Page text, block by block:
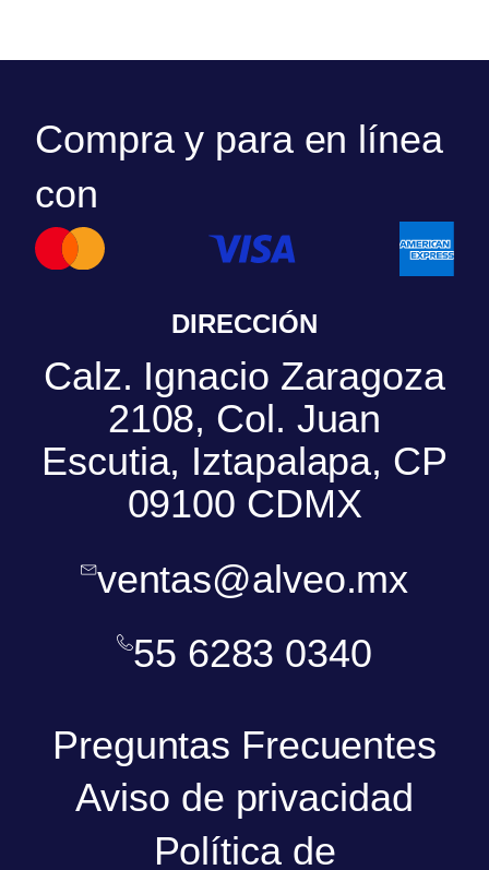
Compra y para en línea
con
DIRECCIÓN
Calz. Ignacio Zaragoza
2108, Col. Juan
Escutia, Iztapalapa, CP
09100 CDMX
ventas@alveo.mx
55 6283 0340
Preguntas Frecuentes
Aviso de privacidad
Política de